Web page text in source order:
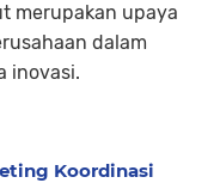
merupakan upaya
dalam
inovasi.
Koordinasi